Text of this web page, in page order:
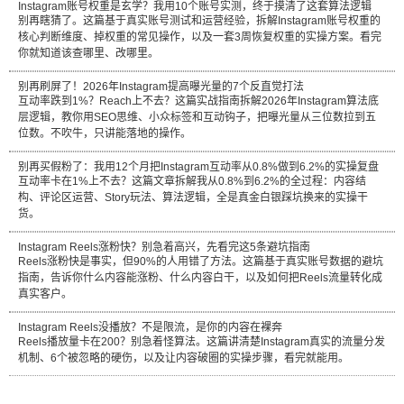
Instagram账号权重是玄学？我用10个账号实测，终于摸清了这套算法逻辑
别再瞎猜了。这篇基于真实账号测试和运营经验，拆解Instagram账号权重的
核心判断维度、掉权重的常见操作，以及一套3周恢复权重的实操方案。看完
你就知道该查哪里、改哪里。
别再刷屏了！2026年Instagram提高曝光量的7个反直觉打法
互动率跌到1%？Reach上不去？这篇实战指南拆解2026年Instagram算法底
层逻辑，教你用SEO思维、小众标签和互动钩子，把曝光量从三位数拉到五
位数。不吹牛，只讲能落地的操作。
别再买假粉了：我用12个月把Instagram互动率从0.8%做到6.2%的实操复盘
互动率卡在1%上不去？这篇文章拆解我从0.8%到6.2%的全过程：内容结
构、评论区运营、Story玩法、算法逻辑，全是真金白银踩坑换来的实操干
货。
Instagram Reels涨粉快？别急着高兴，先看完这5条避坑指南
Reels涨粉快是事实，但90%的人用错了方法。这篇基于真实账号数据的避坑
指南，告诉你什么内容能涨粉、什么内容白干，以及如何把Reels流量转化成
真实客户。
Instagram Reels没播放？不是限流，是你的内容在裸奔
Reels播放量卡在200？别急着怪算法。这篇讲清楚Instagram真实的流量分发
机制、6个被忽略的硬伤，以及让内容破圈的实操步骤，看完就能用。